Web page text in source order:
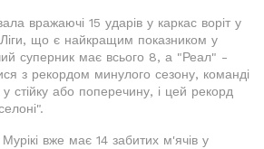
вражаючі 15 ударів у каркас воріт у
що є найкращим показником у
суперник має всього 8, а "Реал" -
з рекордом минулого сезону, команді
стійку або поперечину, і цей рекорд
вже має 14 забитих м'ячів у